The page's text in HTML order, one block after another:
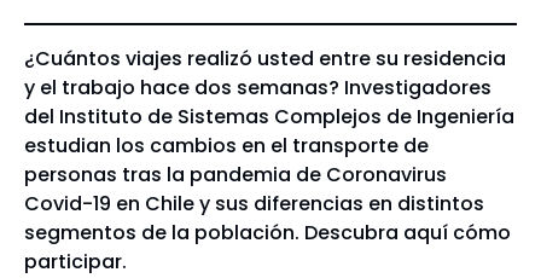
¿Cuántos viajes realizó usted entre su residencia
y el trabajo hace dos semanas? Investigadores
del Instituto de Sistemas Complejos de Ingeniería
estudian los cambios en el transporte de
personas tras la pandemia de Coronavirus
Covid-19 en Chile y sus diferencias en distintos
segmentos de la población. Descubra aquí cómo
participar.